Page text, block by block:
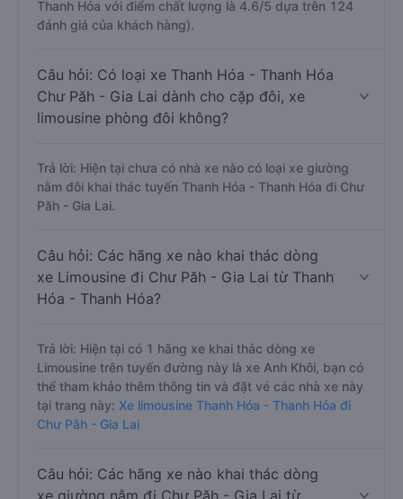
Thanh Hóa với điểm chất lượng là 4.6/5 dựa trên 124
đánh giá của khách hàng).
Câu hỏi: Có loại xe Thanh Hóa - Thanh Hóa
Chư Păh - Gia Lai dành cho cặp đôi, xe
limousine phòng đôi không?
Trả lời: Hiện tại chưa có nhà xe nào có loại xe giường
nằm đôi khai thác tuyến Thanh Hóa - Thanh Hóa đi Chư
Păh - Gia Lai.
Câu hỏi: Các hãng xe nào khai thác dòng
xe Limousine đi Chư Păh - Gia Lai từ Thanh
Hóa - Thanh Hóa?
Trả lời: Hiện tại có 1 hãng xe khai thác dòng xe
Limousine trên tuyến đường này là xe Anh Khôi, bạn có
thể tham khảo thêm thông tin và đặt vé các nhà xe này
tại trang này: Xe limousine Thanh Hóa - Thanh Hóa đi
Chư Păh - Gia Lai
Câu hỏi: Các hãng xe nào khai thác dòng
xe giường nằm đi Chư Păh - Gia Lai từ